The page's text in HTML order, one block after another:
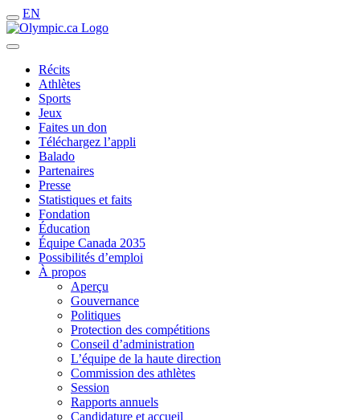
EN
Récits
Athlètes
Sports
Jeux
Faites un don
Téléchargez l’appli
Balado
Partenaires
Presse
Statistiques et faits
Fondation
Éducation
Équipe Canada 2035
Possibilités d’emploi
À propos
Aperçu
Gouvernance
Politiques
Protection des compétitions
Conseil d’administration
L’équipe de la haute direction
Commission des athlètes
Session
Rapports annuels
Candidature et accueil